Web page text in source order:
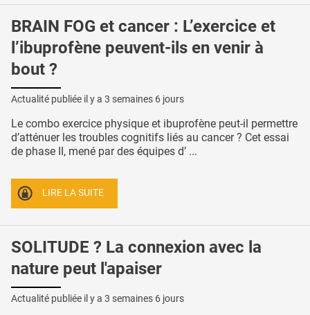
BRAIN FOG et cancer : L’exercice et
l’ibuprofène peuvent-ils en venir à
bout ?
Actualité publiée il y a 3 semaines 6 jours
Le combo exercice physique et ibuprofène peut-il permettre
d’atténuer les troubles cognitifs liés au cancer ? Cet essai
de phase II, mené par des équipes d’ ...
LIRE LA SUITE
SOLITUDE ? La connexion avec la
nature peut l'apaiser
Actualité publiée il y a 3 semaines 6 jours